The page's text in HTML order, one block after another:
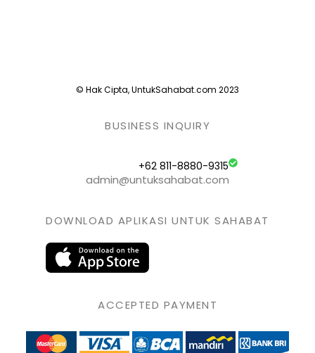
© Hak Cipta, UntukSahabat.com 2023
BUSINESS INQUIRY
+62 811-8880-9315
admin@untuksahabat.com
DOWNLOAD APLIKASI UNTUK SAHABAT
ACCEPTED PAYMENT